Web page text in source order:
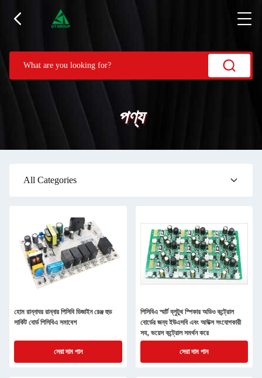
পণ্য
All Categories
হোম রান্নাঘর রান্নার পিসিবি ডিজাইন রেঞ্জ হুড
সার্কিট বোর্ড পিসিবিএ সমাবেশ
সেরা দাম পান
পিসিবিএ স্মার্ট ব্লুটুথ স্পিকার অডিও কন্ট্রোল
বোর্ডের জন্য ইউএসবি এবং আউক্স সংযোগকারী
সহ, ভয়েস কন্ট্রোল সমর্থন করে
সেরা দাম পান